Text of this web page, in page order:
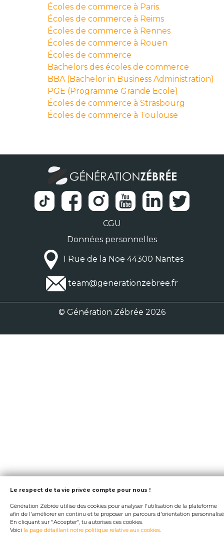
Écoles de commerce à Paris
Écoles de commerce à Reims
Écoles de commerce à Rennes
Écoles de commerce à Rouen
Écoles de commerce
Bachelors des écoles de commerce
BBA (Bachelor in Business Administration)
PGE (Programme Grande Ecole)
Écoles de commerce à Strasbourg
Écoles de commerce à Toulouse
CGU
Données personnelles
1 Rue de la Noë 44300 Nantes
team@generationzebree.fr
© Génération Zébrée 2026
Le respect de ta vie privée compte pour nous !
Génération Zébrée utilise des cookies pour analyser l'utilisation de la plateforme
afin de l'améliorer en continu et te proposer un parcours d'orientation
En cliquant sur "Accepter", tu autorises ces cookies.
Voici la page détaillant notre politique relative aux cookies.